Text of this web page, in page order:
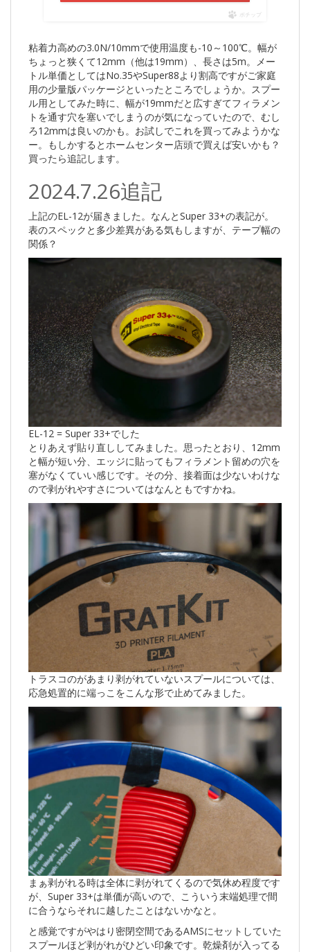
ポチップ
粘着力高めの3.0N/10mmで使用温度も-10～100℃。幅が
ちょっと狭くて12mm（他は19mm）、長さは5m。メー
トル単価としてはNo.35やSuper88より割高ですがご家庭
用の少量版パッケージといったところでしょうか。スプー
ル用としてみた時に、幅が19mmだと広すぎてフィラメン
トを通す穴を塞いでしまうのが気になっていたので、むし
ろ12mmは良いのかも。お試しでこれを買ってみようかな
ー。もしかするとホームセンター店頭で買えば安いかも？
買ったら追記します。
2024.7.26追記
上記のEL-12が届きました。なんとSuper 33+の表記が。
表のスペックと多少差異がある気もしますが、テープ幅の
関係？
EL-12 = Super 33+でした
とりあえず貼り直ししてみました。思ったとおり、12mm
と幅が短い分、エッジに貼ってもフィラメント留めの穴を
塞がなくていい感じです。その分、接着面は少ないわけな
ので剥がれやすさについてはなんともですかね。
トラスコのがあまり剥がれていないスプールについては、
応急処置的に端っこをこんな形で止めてみました。
まぁ剥がれる時は全体に剥がれてくるので気休め程度です
が、Super 33+は単価が高いので、こういう末端処理で間
に合うならそれに越したことはないかなと。
と感覚ですがやはり密閉空間であるAMSにセットしていた
スプールほど剥がれがひどい印象です。乾燥剤が入ってる